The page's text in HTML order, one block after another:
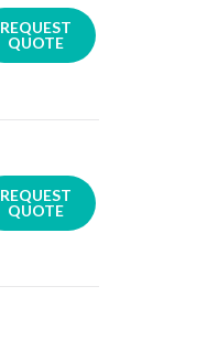
REQUEST
QUOTE
REQUEST
QUOTE